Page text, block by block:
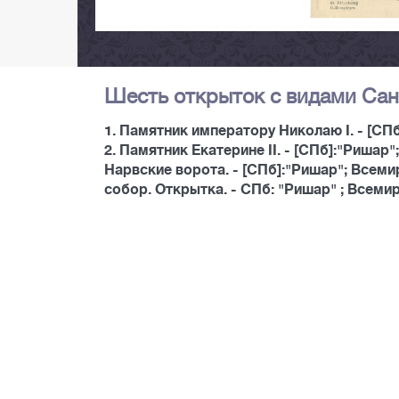
Шесть открыток с видами
1. Памятник императору Николаю I. -
2. Памятник Екатерине II. -
Нарвские ворота. - [СПб]:"Ришар";
собор. Открытка. - СПб: "Ришар" ;